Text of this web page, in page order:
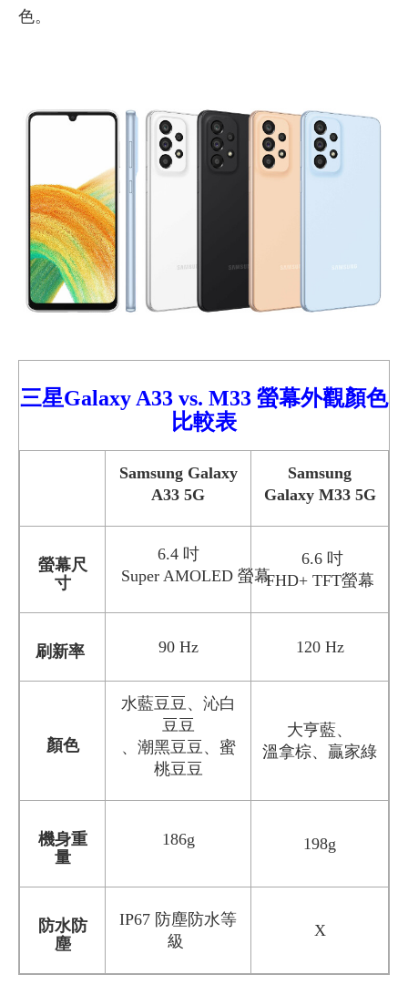
色。
三星Galaxy A33 vs. M33 螢幕外觀顏色
比較表
Samsung Galaxy
A33 5G
Samsung
Galaxy M33 5G
螢幕尺
寸
6.4 吋
Super AMOLED 螢幕
6.6 吋
FHD+ TFT螢幕
刷新率 90 Hz 120 Hz
顏色
水藍豆豆、沁白
豆豆
、潮黑豆豆、蜜
桃豆豆
大亨藍、
溫拿棕、贏家綠
機身重
量
186g 198g
防水防
塵
IP67 防塵防水等
級
X